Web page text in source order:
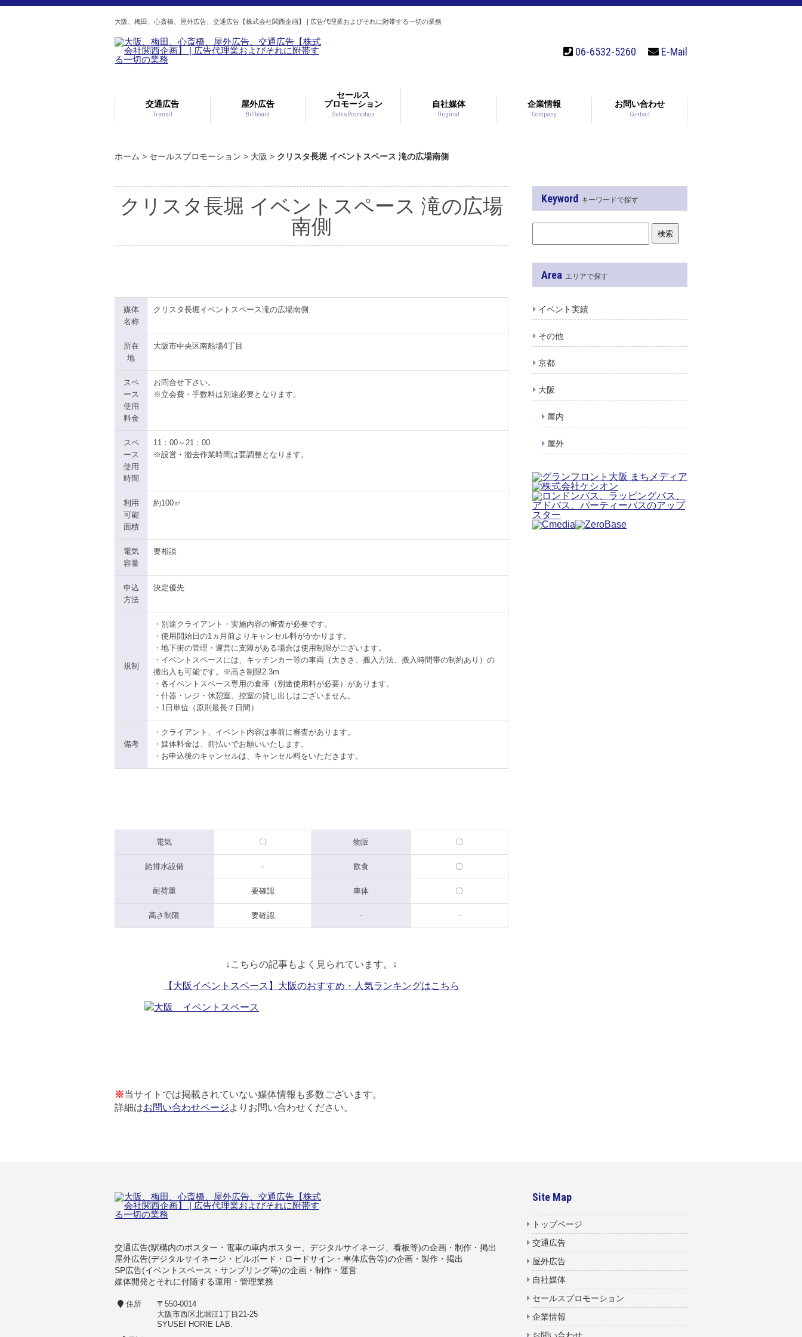
大阪、梅田、心斎橋、屋外広告、交通広告【株式会社関西企画】 | 広告代理業およびそれに附帯する一切の業務
06-6532-5260 E-Mail
交通広告
Transit
屋外広告
Billboard
セールス
プロモーション
SalesPromotion
自社媒体
Original
企業情報
Company
お問い合わせ
Contact
ホーム > セールスプロモーション > 大阪 > クリスタ長堀 イベントスペース 滝の広場南側
クリスタ長堀 イベントスペース 滝の広場
南側
媒体
名称
クリスタ長堀イベントスペース滝の広場南側
所在
地
大阪市中央区南船場4丁目
スペ
ース
使用
料金
お問合せ下さい。
※立会費・手数料は別途必要となります。
スペ
ース
使用
時間
11：00～21：00
※設営・撤去作業時間は要調整となります。
利用
可能
面積
約100㎡
電気
容量
要相談
申込
方法
決定優先
規制
・別途クライアント・実施内容の審査が必要です。
・使用開始日の1ヵ月前よりキャンセル料がかかります。
・地下街の管理・運営に支障がある場合は使用制限がございます。
・イベントスペースには、キッチンカー等の車両（大きさ、搬入方法、搬入時間帯の制約あり）の
搬出入も可能です。※高さ制限2.3m
・各イベントスペース専用の倉庫（別途使用料が必要）があります。
・什器・レジ・休憩室、控室の貸し出しはございません。
・1日単位（原則最長７日間）
備考
・クライアント、イベント内容は事前に審査があります。
・媒体料金は、前払いでお願いいたします。
・お申込後のキャンセルは、キャンセル料をいただきます。
電気 〇 物販 〇
給排水設備 - 飲食 〇
耐荷重 要確認 車体 〇
高さ制限 要確認 - -
↓こちらの記事もよく見られています。↓
【大阪イベントスペース】大阪のおすすめ・人気ランキングはこちら
※当サイトでは掲載されていない媒体情報も多数ございます。
詳細はお問い合わせページよりお問い合わせください。
Keyword キーワードで探す
Area エリアで探す
イベント実績
その他
京都
大阪
屋内
屋外
交通広告(駅構内のポスター・電車の車内ポスター、デジタルサイネージ、看板等)の企画・制作・掲出
屋外広告(デジタルサイネージ・ビルボード・ロードサイン・車体広告等)の企画・製作・掲出
SP広告(イベントスペース・サンプリング等)の企画・制作・運営
媒体開発とそれに付随する運用・管理業務
住所
〒550-0014
大阪市西区北堀江1丁目21-25
SYUSEI HORIE LAB.
Site Map
トップページ
交通広告
屋外広告
自社媒体
セールスプロモーション
企業情報